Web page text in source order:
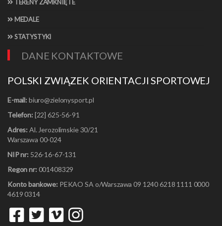
TERENY ZAMKNIĘTE
MEDALE
STATYSTYKI
DANE KONTAKTOWE
POLSKI ZWIĄZEK ORIENTACJI SPORTOWEJ
E-mail:
Telefon: [22] 625-56-91
Adres: Al. Jerozolimskie 30/21
Warszawa 00-024
NIP nr: 526-16-67-131
Regon nr: 001408329
Konto bankowe: PEKAO SA o/Warszawa 09 1240 6218 1111 0000
4619 0314